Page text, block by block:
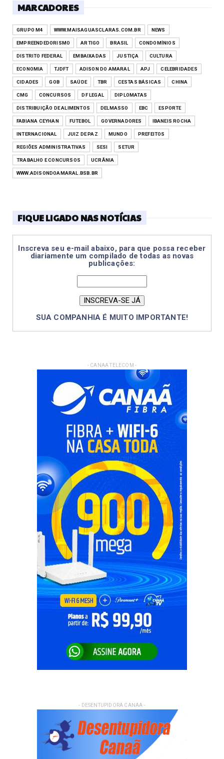
MARCADORES
GRUPO M4 WWW.MAISAGUASCLARAS.COM.BR NEWS
EMPREENDEDORISMO ARTIGO BRASIL CONDOMÍNIOS
DISTRITO FEDERAL EMBAIXADAS JUSTIÇA CULTURA
ECONOMIA TJDFT ADISON DO AMARAL APJ CELEBRIDADES
CIDADES GOB SAÚDE TBR CESTAS BÁSICAS CHINA
CMG CONCURSOS DF LEGAL DIPLOMATAS
DISTRIBUIÇÃO DE ALIMENTOS DELMASSO EBC ESPORTE
FABIANA CEYHAN FUTEBOL GOVERNADORES IBANEIS ROCHA
INTERNACIONAL JUIZ DE PAZ MUNDO PREFEITOS
REGIÕES ADMINISTRATIVAS SESI SETUR
TRABALHO E CONCURSOS UCRÂNIA
WWW.ADISONDOAMARAL.BSB.BR
FIQUE LIGADO NAS NOTÍCIAS
Inscreva seu e-mail abaixo, para que possa receber
diariamente um compilado de todas as novas
publicações:
SUA COMPANHIA É MUITO IMPORTANTE!
- CANAA TELECOM -
- DESENTUPIDORA CANAA -